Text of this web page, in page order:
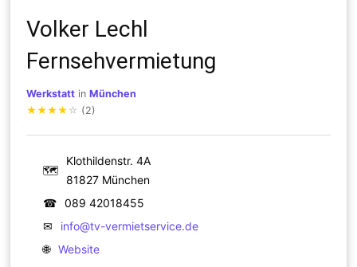
Volker Lechl
Fernsehvermietung
Werkstatt inMünchen
★★★★ ☆ (2)
🗺
Klothildenstr. 4A
81827 München
☎
089 42018455
✉
info@tv-vermietservice.de
🌐 Website